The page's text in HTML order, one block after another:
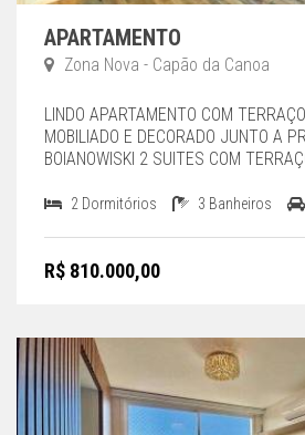
APARTAMENTO
Zona Nova - Capão da Canoa
LINDO APARTAMENTO COM
MOBILIADO E DECORADO JUNTO A
BOIANOWISKI 2 SUITES COM
2 Dormitórios 3 Banheiros
R$ 810.000,00